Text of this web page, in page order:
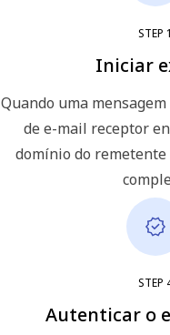
STEP 1
Iniciar
Quando uma
de e-mail receptor
domínio do
STEP
Autenticar o